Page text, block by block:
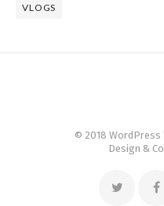
VLOGS
© 2018 WordPress
Design &